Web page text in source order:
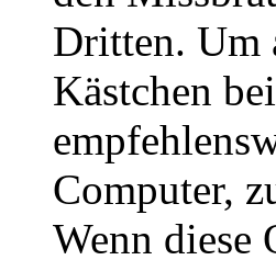
Dritten. Um
Kästchen
Computer,
Wenn diese